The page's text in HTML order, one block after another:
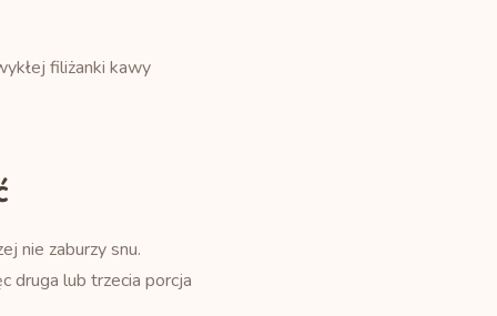
filiżanki kawy
nie zaburzy snu.
druga lub trzecia porcja